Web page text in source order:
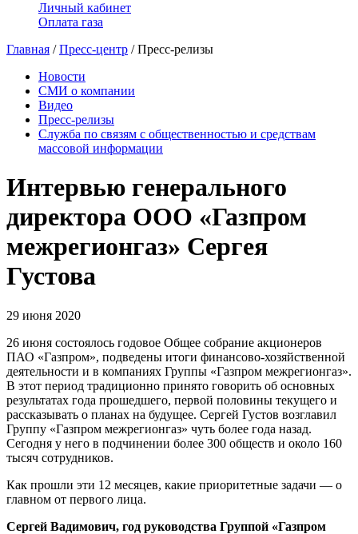
Личный кабинет
Оплата газа
Главная /Пресс-центр / Пресс-релизы
Новости
СМИ о компании
Видео
Пресс-релизы
Служба по связям с общественностью и средствам
массовой информации
Интервью генерального
директора ООО «Газпром
межрегионгаз» Сергея
Густова
29 июня 2020
26 июня состоялось годовое Общее собрание акционеров
ПАО «Газпром», подведены итоги финансово-хозяйственной
деятельности и в компаниях Группы «Газпром межрегионгаз».
В этот период традиционно принято говорить об основных
результатах года прошедшего, первой половины текущего и
рассказывать о планах на будущее. Сергей Густов возглавил
Группу «Газпром межрегионгаз» чуть более года назад.
Сегодня у него в подчинении более 300 обществ и около 160
тысяч сотрудников.
Как прошли эти 12 месяцев, какие приоритетные задачи — о
главном от первого лица.
Сергей Вадимович, год руководства Группой «Газпром